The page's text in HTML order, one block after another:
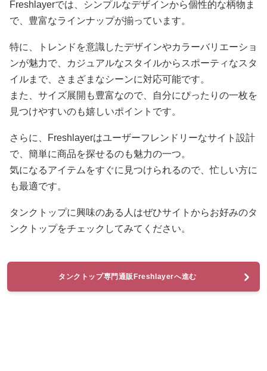
Freshlayerでは、シンプルなデザインから個性的な柄物ま
で、豊富なラインナップが揃っています。
特に、トレンドを意識したデザインやカラーバリエーショ
ンが魅力で、カジュアルなスタイルからスポーティなスタ
イルまで、さまざまなシーンに対応可能です。
また、サイズ展開も豊富なので、自分にぴったりの一枚を
見つけやすいのも嬉しいポイントです。
さらに、Freshlayerはユーザーフレンドリーなサイト設計
で、簡単に商品を探せるのも魅力の一つ。
気になるアイテムをすぐに見つけられるので、忙しい方に
も最適です。
タンクトップに興味のある人はぜひサイトからお好みのタ
ンクトップをチェックしてみてください。
タンクトップ専門通販Freshlayerへ進む